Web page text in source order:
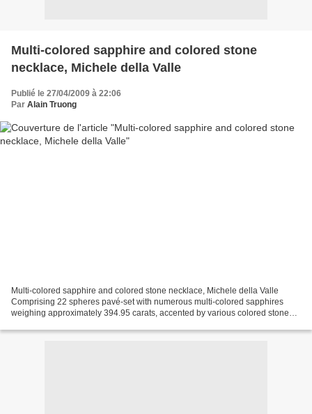
Multi-colored sapphire and colored stone
necklace, Michele della Valle
Publié le 27/04/2009 à 22:06
Par Alain Truong
Multi-colored sapphire and colored stone necklace, Michele della Valle
Comprising 22 spheres pavé-set with numerous multi-colored sapphires
weighing approximately 394.95 carats, accented by various colored stones